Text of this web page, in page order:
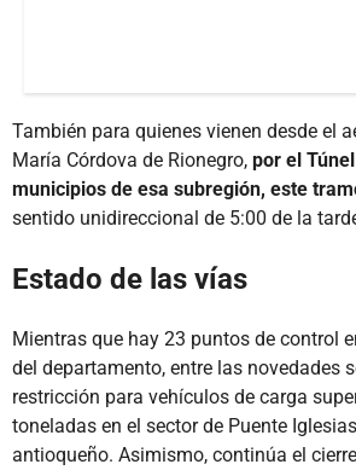
También para quienes vienen desde el
María Córdova de Rionegro, por el
municipios de esa subregión, este
sentido unidireccional de 5:00 de la
Estado de las vías
Mientras que hay 23 puntos de control
del departamento, entre las novedades
restricción para vehículos de carga
toneladas en el sector de Puente
antioqueño. Asimismo, continúa el